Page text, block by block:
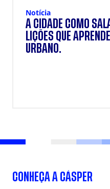
Notícia
A CIDADE COMO
LIÇÕES QUE
URBANO.
CONHEÇA A CÁSPER